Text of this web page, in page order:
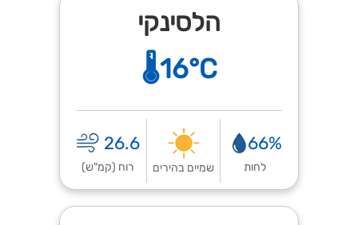
הלסינקי
🌡️16°C
66%
לחות שמיים בהירים
26.6
רוח (קמ"ש)